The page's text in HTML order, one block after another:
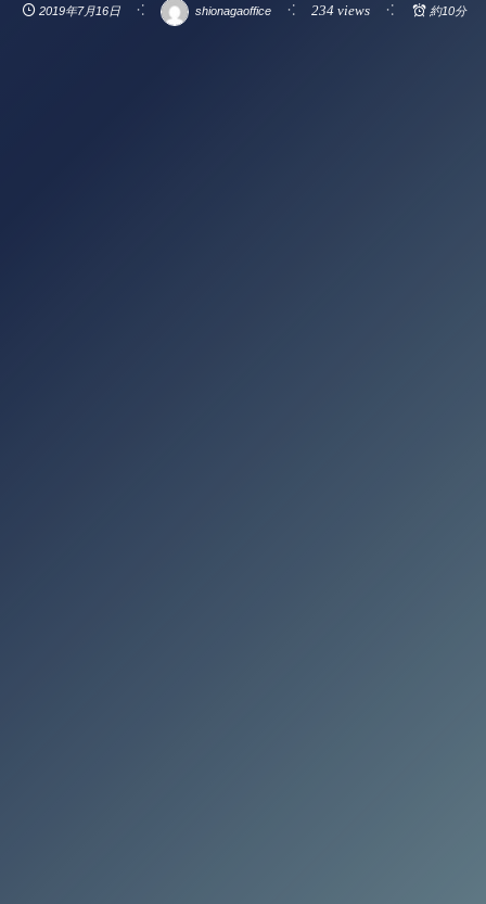
2019年7月16日 shionagaoffice 234 views 約10分